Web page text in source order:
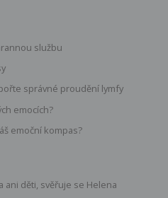
službu
správné proudění lymfy
emocích?
emoční kompas?
ani děti, svěřuje se Helena